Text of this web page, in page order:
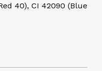
40), CI 42090 (Blue